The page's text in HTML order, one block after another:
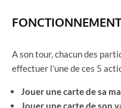
FONCTIONNEMENT
A son tour, chacun des
effectuer l’une de ces 5
Jouer une carte de sa
Jouer une carte de son